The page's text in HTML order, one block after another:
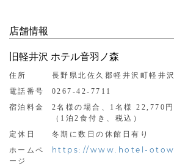
店舗情報
旧軽井沢 ホテル音羽ノ森
住所
長野県北佐久郡軽井沢町軽井
電話番号
0267-42-7711
宿泊料金
2名様の場合、1名様 22,770
（1泊2食付き、税込）
定休日
冬期に数日の休館日有り
ホームペ
ージ
https://www.hotel-